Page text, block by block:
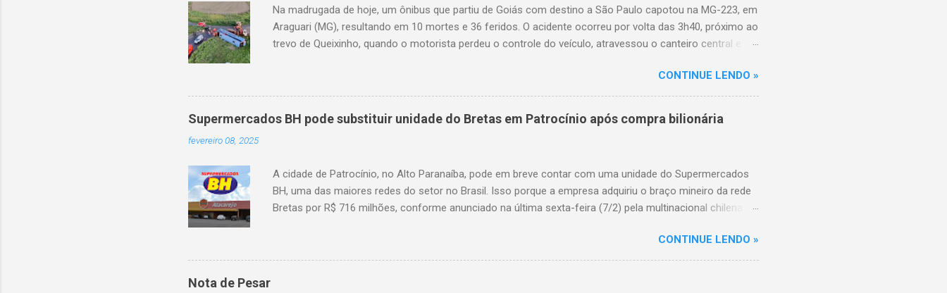
Na madrugada de hoje, um ônibus que partiu de Goiás com destino a São Paulo capotou na MG-223, em
Araguari (MG), resultando em 10 mortes e 36 feridos. O acidente ocorreu por volta das 3h40, próximo ao
trevo de Queixinho, quando o motorista perdeu o controle do veículo, atravessou o canteiro central e
oito anos. Nove dos feridos estão em estado grave. As autoridades investigam as causas do acidente.
CONTINUE LENDO »
Supermercados BH pode substituir unidade do Bretas em Patrocínio após compra bilionária
fevereiro 08, 2025
A cidade de Patrocínio, no Alto Paranaíba, pode em breve contar com uma unidade do Supermercados
BH, uma das maiores redes do setor no Brasil. Isso porque a empresa adquiriu o braço mineiro da rede
Bretas por R$ 716 milhões, conforme anunciado na última sexta-feira (7/2) pela multinacional chilena
Atacarejo, localizado na Avenida Altino Guimarães, 455, no bairro Santo Antônio. Com a aquisição,
existe a possibilidade de que essa unidade seja convertida em um Supermercados BH, acompanhando o
CONTINUE LENDO »
Nota de Pesar